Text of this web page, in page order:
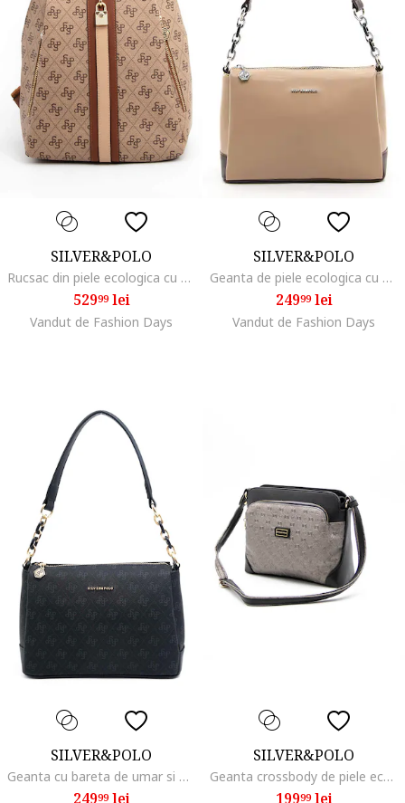
SILVER&POLO
Rucsac din piele ecologica cu monograma, Maro camel
52999lei
Vandut de Fashion Days
SILVER&POLO
Geanta de piele ecologica cu bareta de umar, Maro deschis
24999lei
Vandut de Fashion Days
SILVER&POLO
Geanta cu bareta de umar si model, Bleumarin
24999lei
SILVER&POLO
Geanta crossbody de piele ecologica cu buzunare cu fermoar, Negru/Argintiu inchis
19999lei